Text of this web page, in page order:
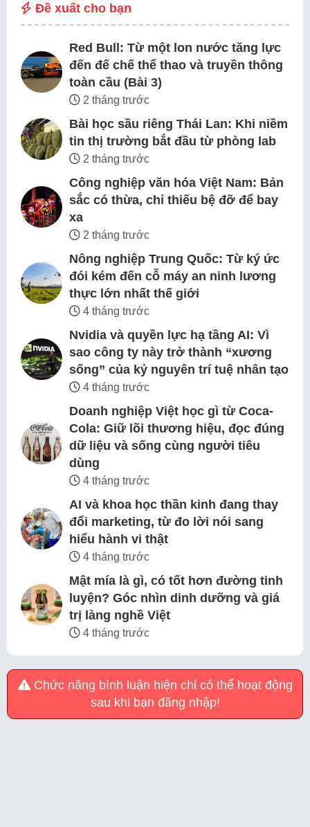
Đề xuất cho bạn
Red Bull: Từ một lon nước tăng lực
đến đế chế thể thao và truyền thông
toàn cầu (Bài 3)
2 tháng trước
Bài học sầu riêng Thái Lan: Khi niềm
tin thị trường bắt đầu từ phòng lab
2 tháng trước
Công nghiệp văn hóa Việt Nam: Bản
sắc có thừa, chỉ thiếu bệ đỡ để bay
xa
2 tháng trước
Nông nghiệp Trung Quốc: Từ ký ức
đói kém đến cỗ máy an ninh lương
thực lớn nhất thế giới
4 tháng trước
Nvidia và quyền lực hạ tầng AI: Vì
sao công ty này trở thành “xương
sống” của kỷ nguyên trí tuệ nhân tạo
4 tháng trước
Doanh nghiệp Việt học gì từ Coca-
Cola: Giữ lõi thương hiệu, đọc đúng
dữ liệu và sống cùng người tiêu
dùng
4 tháng trước
AI và khoa học thần kinh đang thay
đổi marketing, từ đo lời nói sang
hiểu hành vi thật
4 tháng trước
Mật mía là gì, có tốt hơn đường tinh
luyện? Góc nhìn dinh dưỡng và giá
trị làng nghề Việt
4 tháng trước
Chức năng bình luận hiện chỉ có thể hoạt động
sau khi bạn đăng nhập!